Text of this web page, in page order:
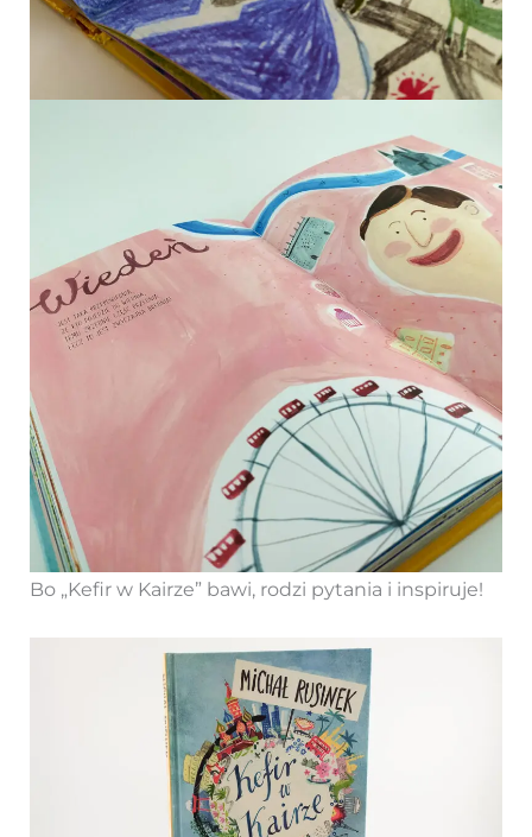
Bo „Kefir w Kairze” bawi, rodzi pytania i inspiruje!